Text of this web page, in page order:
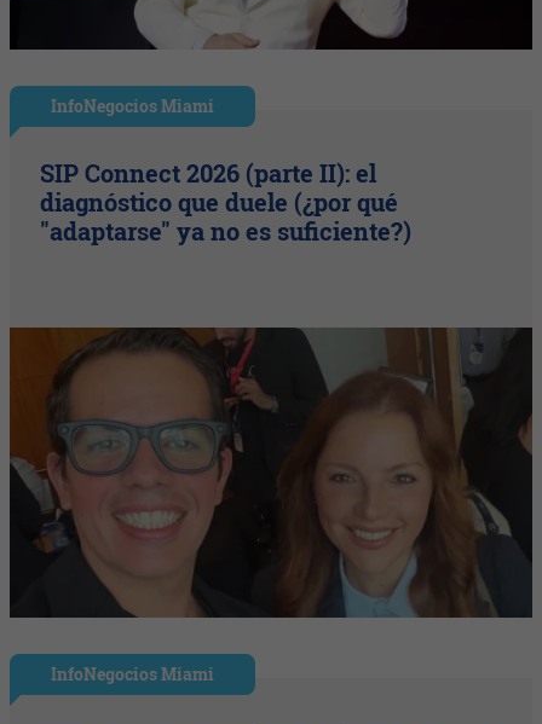
InfoNegocios Miami
SIP Connect 2026 (parte II): el
diagnóstico que duele (¿por qué
"adaptarse" ya no es suficiente?)
InfoNegocios Miami